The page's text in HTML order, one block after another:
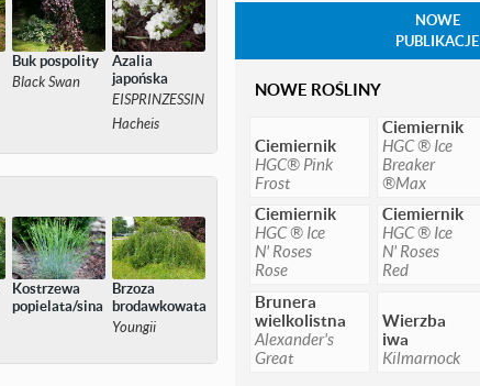
Buk pospolity
Black Swan
Azalia
japońska
EISPRINZESSIN
Hacheis
Kostrzewa
popielata/sina
Brzoza
brodawkowata
Youngii
NOWE
PUBLIKACJE
NOWE ROŚLINY
Ciemiernik
HGC® Pink
Frost
Ciemiernik
HGC ® Ice
Breaker
®Max
Ciemiernik
HGC ® Ice
N' Roses
Rose
Ciemiernik
HGC ® Ice
N' Roses
Red
Brunera
wielkolistna
Alexander's
Great
Wierzba
iwa
Kilmarnock